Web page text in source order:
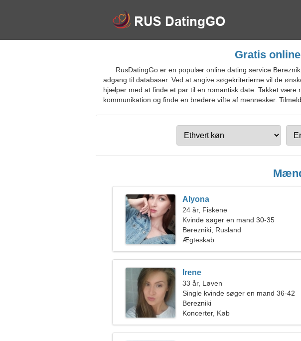
Gratis
RusDatingGo er en populær online dating service
adgang til databaser. Ved at angive søgekriterierne vil de
hjælper med at finde et par til en romantisk date. Takket
kommunikation og finde en bredere vifte af mennesker.
Alyona
24 år, Fiskene
Kvinde søger en mand 30-35
Berezniki, Rusland
Ægteskab
Irene
33 år, Løven
Single kvinde søger en mand 36-42
Berezniki
Koncerter, Køb